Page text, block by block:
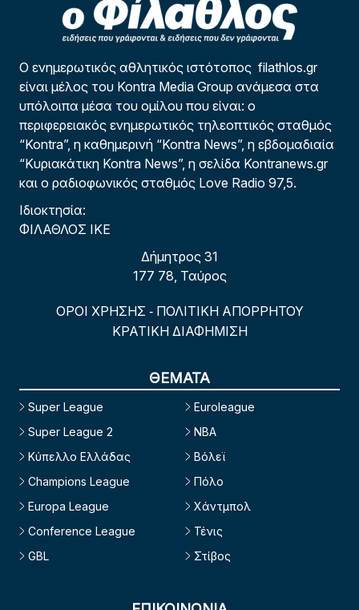
Ο ενημερωτικός αθλητικός ιστότοπος filathlos.gr
είναι μέλος του Kontra Media Group ανάμεσα στα
υπόλοιπα μέσα του ομίλου που είναι: ο
περιφερειακός ενημερωτικός τηλεοπτικός σταθμός
“Kontra”, η καθημερινή “Kontra News”, η εβδομαδιαία
“Κυριακάτικη Kontra News”, η σελίδα Kontranews.gr
και ο ραδιοφωνικός σταθμός Love Radio 97,5.
Ιδιοκτησία:
ΦΙΛΑΘΛΟΣ ΙΚΕ
Δήμητρος 31
177 78, Ταύρος
ΟΡΟΙ ΧΡΗΣΗΣ - ΠΟΛΙΤΙΚΗ ΑΠΟΡΡΗΤΟΥ
ΚΡΑΤΙΚΗ ΔΙΑΦΗΜΙΣΗ
ΘΕΜΑΤΑ
Super League
Super League 2
Κύπελλο Ελλάδας
Champions League
Europa League
Conference League
GBL
Euroleague
NBA
Βόλεϊ
Πόλο
Χάντμπολ
Τένις
Στίβος